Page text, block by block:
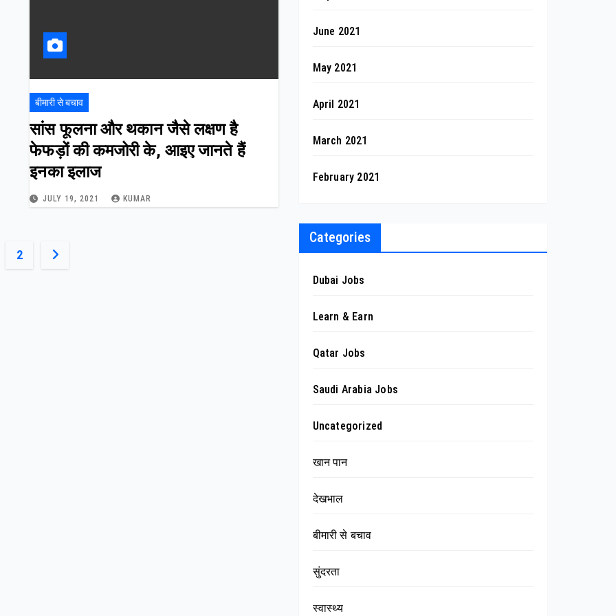
बीमारी से बचाव
सांस फूलना और थकान जैसे लक्षण है
फेफड़ों की कमजोरी के, आइए जानते हैं
इनका इलाज
JULY 19, 2021 KUMAR
2
June 2021
May 2021
April 2021
March 2021
February 2021
Categories
Dubai Jobs
Learn & Earn
Qatar Jobs
Saudi Arabia Jobs
Uncategorized
खान पान
देखभाल
बीमारी से बचाव
सुंदरता
स्वास्थ्य